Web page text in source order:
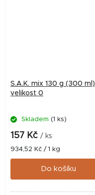
S.A.K. mix 130 g (300 ml)
velikost 0
Skladem (1 ks)
157 Kč / ks
Měrná
cena:
934,52 Kč / 1 kg
Do košíku